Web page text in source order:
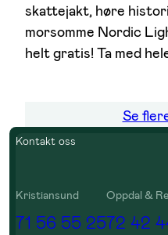
skattejakt, høre
morsomme Nordic
helt gratis! Ta med
Se
Kontakt oss
Kristiansund
71 56 55 25
Oppdal &
72 42